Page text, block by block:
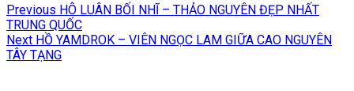
hướng
bài
Previous Previous
post:
HÔ LUÂN BỐI NHĨ – THẢO NGUYÊN ĐẸP NHẤT
TRUNG QUỐC
Next Next
post:
HỒ YAMDROK – VIÊN NGỌC LAM GIỮA CAO NGUYÊN
TÂY TẠNG